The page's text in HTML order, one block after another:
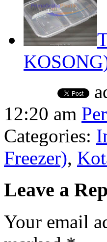
12:20 am
Categories:
Freezer),
Leave a
Your email